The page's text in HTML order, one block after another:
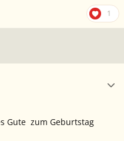
1
Gute zum Geburtstag